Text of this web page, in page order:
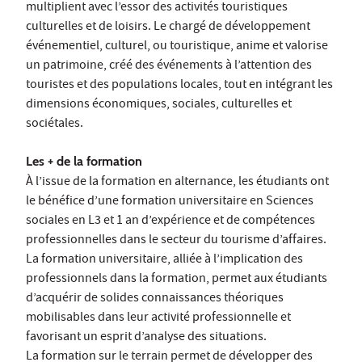
multiplient avec l’essor des activités touristiques
culturelles et de loisirs. Le chargé de développement
événementiel, culturel, ou touristique, anime et valorise
un patrimoine, créé des événements à l’attention des
touristes et des populations locales, tout en intégrant les
dimensions économiques, sociales, culturelles et
sociétales.
Les + de la formation
À l’issue de la formation en alternance, les étudiants ont
le bénéfice d’une formation universitaire en Sciences
sociales en L3 et 1 an d’expérience et de compétences
professionnelles dans le secteur du tourisme d’affaires.
La formation universitaire, alliée à l’implication des
professionnels dans la formation, permet aux étudiants
d’acquérir de solides connaissances théoriques
mobilisables dans leur activité professionnelle et
favorisant un esprit d’analyse des situations.
La formation sur le terrain permet de développer des